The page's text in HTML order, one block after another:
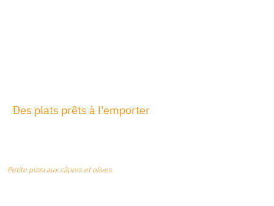
Petite pizza aux câpres et olives
Des plats prêts à l'emporter